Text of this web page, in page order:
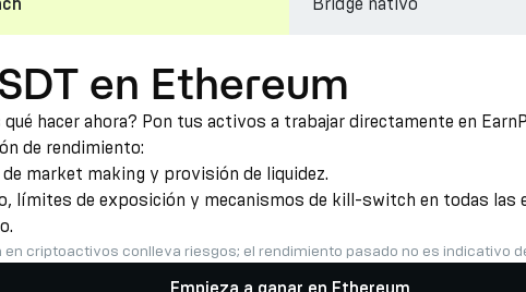
en Ethereum
hacer ahora? Pon tus activos a trabajar directamente en
de rendimiento:
market making y provisión de liquidez.
límites de exposición y mecanismos de kill-switch en todas las
criptoactivos conlleva riesgos; el rendimiento pasado no es indicativo